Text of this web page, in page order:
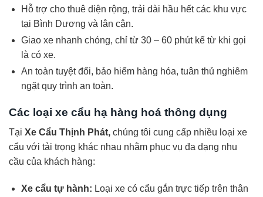
Hỗ trợ cho thuê diện rộng, trải dài hầu hết các khu vực
tại Bình Dương và lân cận.
Giao xe nhanh chóng, chỉ từ 30 – 60 phút kể từ khi gọi
là có xe.
An toàn tuyệt đối, bảo hiểm hàng hóa, tuân thủ nghiêm
ngặt quy trình an toàn.
Các loại xe cẩu hạ hàng hoá thông dụng
Tại Xe Cẩu Thịnh Phát, chúng tôi cung cấp nhiều loại xe
cẩu với tải trọng khác nhau nhằm phục vụ đa dạng nhu
cầu của khách hàng:
Xe cẩu tự hành: Loại xe có cẩu gắn trực tiếp trên thân